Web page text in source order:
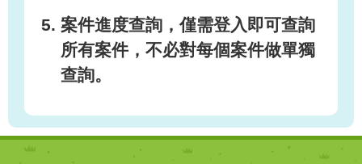
案件進度查詢，僅需登入即可查詢
所有案件，不必對每個案件做單獨
查詢。